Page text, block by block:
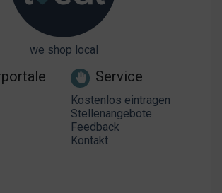
we shop local
Service
Kostenlos eintragen
Stellenangebote
Feedback
Kontakt